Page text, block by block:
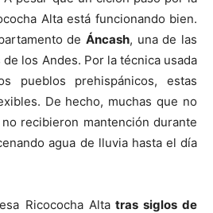
Alta está funcionando bien.
de Áncash, una de las
los Andes. Por la técnica usada
pueblos prehispánicos, estas
De hecho, muchas que no
recibieron mantención durante
agua de lluvia hasta el día
Ricococha Altatras siglos de